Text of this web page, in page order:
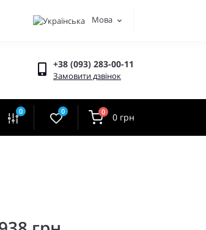
Мова
+38 (093) 283-00-11
Замовити дзвінок
0 0 0 0 грн